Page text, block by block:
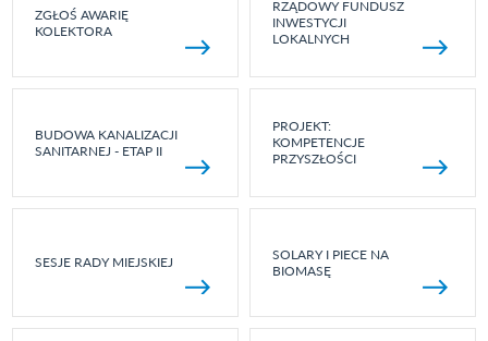
ZGŁOŚ AWARIĘ
KOLEKTORA
RZĄDOWY FUNDUSZ
INWESTYCJI
LOKALNYCH
BUDOWA KANALIZACJI
SANITARNEJ - ETAP II
PROJEKT:
KOMPETENCJE
PRZYSZŁOŚCI
SESJE RADY MIEJSKIEJ
SOLARY I PIECE NA
BIOMASĘ